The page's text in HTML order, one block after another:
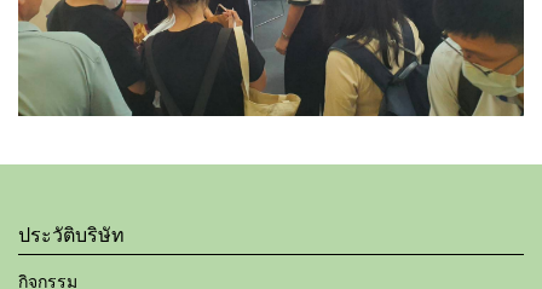
ประวัติบริษัท
กิจกรรม